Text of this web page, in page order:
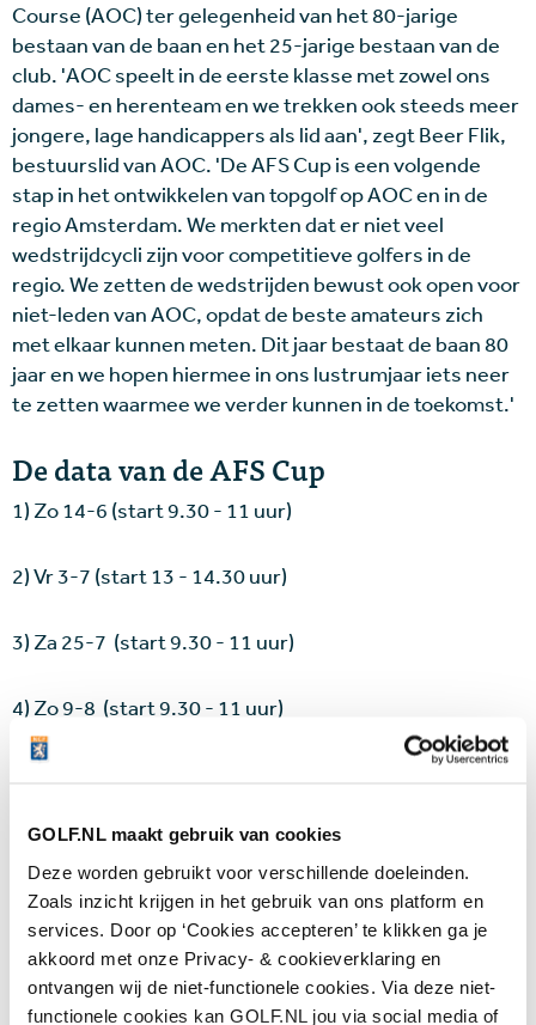
GOLF.NL maakt gebruik van cookies
Deze worden gebruikt voor verschillende doeleinden.
Zoals inzicht krijgen in het gebruik van ons platform en
services. Door op ‘Cookies accepteren’ te klikken ga je
akkoord met onze Privacy- & cookieverklaring en
ontvangen wij de niet-functionele cookies. Via deze niet-
functionele cookies kan GOLF.NL jou via social media of
Course (AOC) ter gelegenheid van het 80-jarige
bestaan van de baan en het 25-jarige bestaan van de
club. 'AOC speelt in de eerste klasse met zowel ons
dames- en herenteam en we trekken ook steeds meer
jongere, lage handicappers als lid aan', zegt Beer Flik,
bestuurslid van AOC. 'De AFS Cup is een volgende
stap in het ontwikkelen van topgolf op AOC en in de
regio Amsterdam. We merkten dat er niet veel
wedstrijdcycli zijn voor competitieve golfers in de
regio. We zetten de wedstrijden bewust ook open voor
niet-leden van AOC, opdat de beste amateurs zich
met elkaar kunnen meten. Dit jaar bestaat de baan 80
jaar en we hopen hiermee in ons lustrumjaar iets neer
te zetten waarmee we verder kunnen in de toekomst.'
De data van de AFS Cup
1) Zo 14-6 (start 9.30 - 11 uur)
2) Vr 3-7 (start 13 - 14.30 uur)
3) Za 25-7 (start 9.30 - 11 uur)
4) Zo 9-8 (start 9.30 - 11 uur)
6) Zo 30-8 (start 9.30 - 11 uur)
7) Za 12-9 (start 9.30 - 11 uur)
8) Zo 4-10 finale en afsluiting (start 9.30 - 11 uur)